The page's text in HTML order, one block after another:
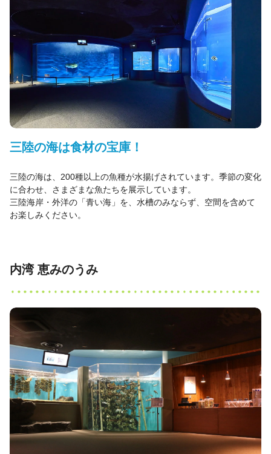
三陸の海は食材の宝庫！
三陸の海は、200種以上の魚種が水揚げされています。季節の変化
に合わせ、さまざまな魚たちを展示しています。
三陸海岸・外洋の「青い海」を、水槽のみならず、空間を含めて
お楽しみください。
内湾 恵みのうみ